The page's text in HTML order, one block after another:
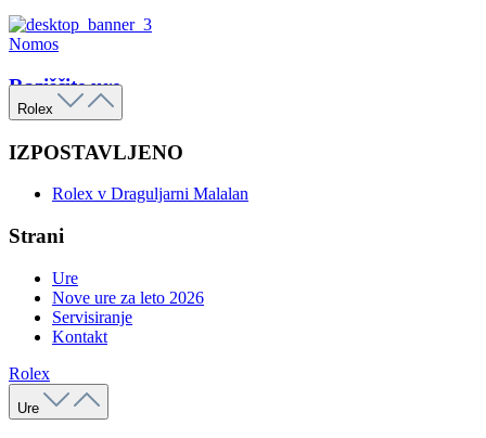
Nomos
Raziščite ure
Rolex
IZPOSTAVLJENO
Rolex v Draguljarni Malalan
Strani
Ure
Nove ure za leto 2026
Servisiranje
Kontakt
Rolex
Ure